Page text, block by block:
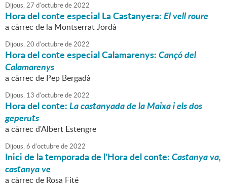
Dijous,27 d'octubrede2022
Hora del conte especial La Castanyera:El vell roure
a càrrec de la Montserrat Jordà
Dijous,20 d'octubrede2022
Hora del conte especial Calamarenys:Cançó del
Calamarenys
a càrrec de Pep Bergadà
Dijous, 13 d'octubrede2022
Hora del conte:La castanyada de la Maixa i els dos
geperuts
a càrrec d'Albert Estengre
Dijous,6 d'octubrede2022
Inici de la temporada de l'Hora del conte:Castanya va,
castanya ve
a càrrec de Rosa Fité